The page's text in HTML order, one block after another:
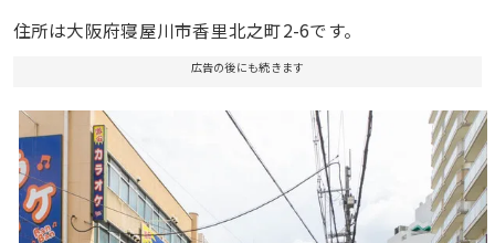
住所は大阪府寝屋川市香里北之町2-6です。
広告の後にも続きます